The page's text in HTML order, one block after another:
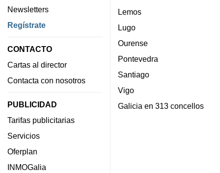
Newsletters
Regístrate
CONTACTO
Cartas al director
Contacta con nosotros
PUBLICIDAD
Tarifas publicitarias
Servicios
Oferplan
INMOGalia
Lemos
Lugo
Ourense
Pontevedra
Santiago
Vigo
Galicia en 313 concellos